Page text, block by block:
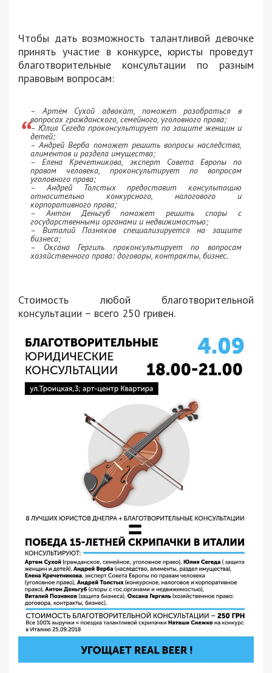
Чтобы дать возможность талантливой девочке
принять участие в конкурсе, юристы проведут
благотворительные консультации по разным
правовым вопросам:
– Артём Сухой адвокат, поможет разобраться в
вопросах гражданского, семейного, уголовного права;
– Юлия Сегеда проконсультирует по защите женщин и
детей;
– Андрей Верба поможет решить вопросы наследства,
алиментов и раздела имущества;
– Елена Кречетникова, эксперт Совета Европы по
правам человека, проконсультирует по вопросам
уголовного права;
– Андрей Толстых предоставит консультацию
относительно конкурсного, налогового и
корпоративного права;
– Антон Деньгуб поможет решить споры с
государственными органами и недвижимостью;
– Виталий Позняков специализируется на защите
бизнеса;
– Оксана Гергиль проконсультирует по вопросам
хозяйственного права: договоры, контракты, бизнес.
Стоимость любой благотворительной
консультации – всего 250 гривен.